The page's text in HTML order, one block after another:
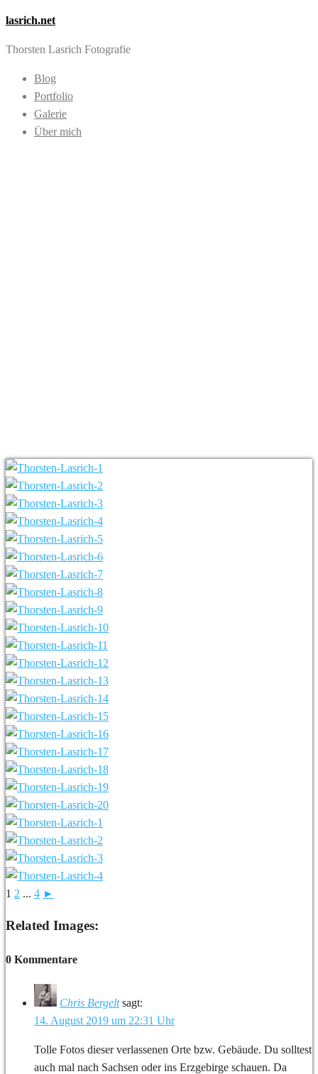
lasrich.net
Thorsten Lasrich Fotografie
Blog
Portfolio
Galerie
Über mich
1 2 ... 4 ►
Related Images:
0 Kommentare
Chris Bergelt sagt:
14. August 2019 um 22:31 Uhr
Tolle Fotos dieser verlassenen Orte bzw. Gebäude. Du solltest
auch mal nach Sachsen oder ins Erzgebirge schauen. Da